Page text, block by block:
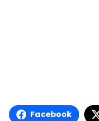
Facebook